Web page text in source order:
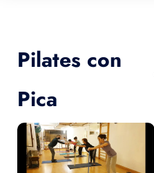
Pilates con
Pica